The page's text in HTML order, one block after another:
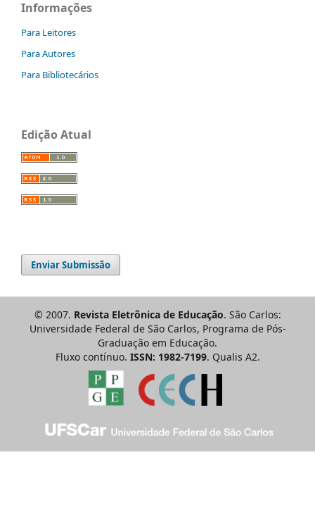
Informações
Para Leitores
Para Autores
Para Bibliotecários
Edição Atual
Enviar Submissão
© 2007. Revista Eletrônica de Educação. São Carlos:
Universidade Federal de São Carlos, Programa de Pós-
Graduação em Educação.
Fluxo contínuo. ISSN: 1982-7199. Qualis A2.